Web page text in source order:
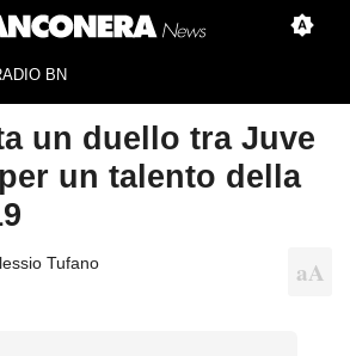
BN
un duello tra Juve
un talento della
Tufano